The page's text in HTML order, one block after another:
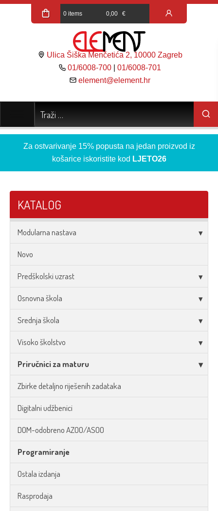
0 items 0,00 €
Ulica Šiška Menčetića 2, 10000 Zagreb
01/6008-700 |01/6008-701
element@element.hr
Za ostvarivanje 15% popusta na jedan proizvod iz
košarice iskoristite kod LJETO26
KATALOG
Modularna nastava
Novo
Predškolski uzrast
Osnovna škola
Srednja škola
Visoko školstvo
Priručnici za maturu
Zbirke detaljno riješenih zadataka
Digitalni udžbenici
DOM-odobreno AZOO/ASOO
Programiranje
Ostala izdanja
Rasprodaja